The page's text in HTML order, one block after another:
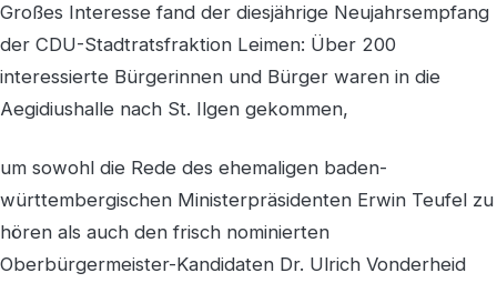
Großes Interesse fand der diesjährige Neujahrsempfang
der CDU-Stadtratsfraktion Leimen: Über 200
interessierte Bürgerinnen und Bürger waren in die
Aegidiushalle nach St. Ilgen gekommen,
um sowohl die Rede des ehemaligen baden-
württembergischen Ministerpräsidenten Erwin Teufel zu
hören als auch den frisch nominierten
Oberbürgermeister-Kandidaten Dr. Ulrich Vonderheid